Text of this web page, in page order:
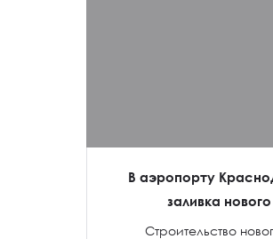
В аэропорту
заливка
Строительство